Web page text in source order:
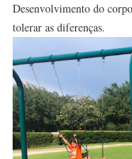
Desenvolvimento do
tolerar as diferenças.